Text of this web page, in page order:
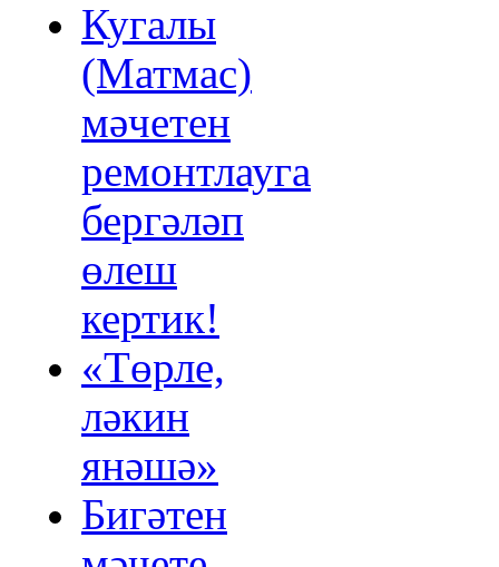
Кугалы
(Матмас)
мәчетен
ремонтлауга
бергәләп
өлеш
кертик!
«Төрле,
ләкин
янәшә»
Бигәтен